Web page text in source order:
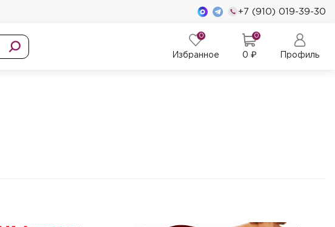
+7 (910) 019-39-30
0
Избранное
0
0 ₽ Профиль